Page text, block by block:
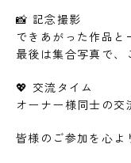
📸 記念撮影
できあがった作品と
最後は集合写真で、
💖 交流タイム
オーナー様同士の
皆様のご参加を心よ